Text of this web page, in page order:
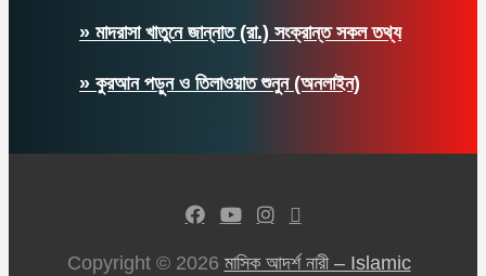
» মাদরাসা খাতুনে জান্নাত (রা.) সংক্রান্ত সকল তথ্য
» কুরআন পড়ুন ও তিলাওয়াত শুনুন (অনলাইন)
Copyright © 2026 মাসিক আদর্শ নারী – Islamic